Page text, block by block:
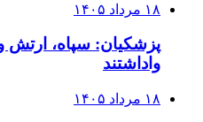
۱۸ مرداد ۱۴۰۵
پزشکیان: سپاه، ارتش و
واداشتند
۱۸ مرداد ۱۴۰۵